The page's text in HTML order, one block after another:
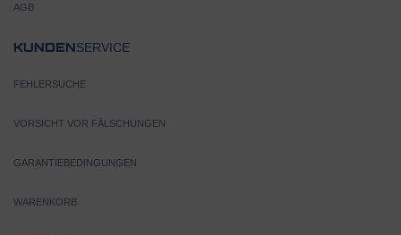
AGB
KUNDENSERVICE
FEHLERSUCHE
VORSICHT VOR FÄLSCHUNGEN
GARANTIEBEDINGUNGEN
WARENKORB